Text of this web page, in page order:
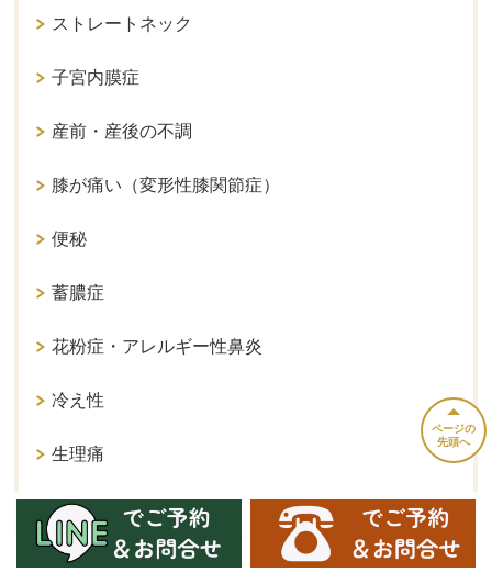
ストレートネック
子宮内膜症
産前・産後の不調
膝が痛い（変形性膝関節症）
便秘
蓄膿症
花粉症・アレルギー性鼻炎
冷え性
生理痛
ぎっくり腰
ページの
先頭へ